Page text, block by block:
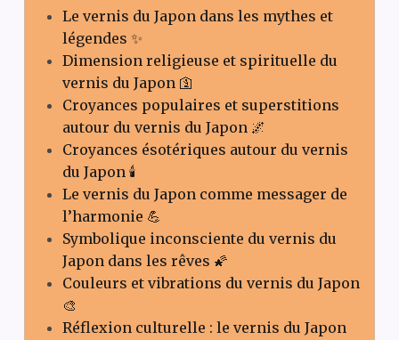
Le vernis du Japon dans les mythes et
légendes ✨
Dimension religieuse et spirituelle du
vernis du Japon 🛐
Croyances populaires et superstitions
autour du vernis du Japon 🌌
Croyances ésotériques autour du vernis
du Japon 🕯️
Le vernis du Japon comme messager de
l’harmonie 💪
Symbolique inconsciente du vernis du
Japon dans les rêves 🌠
Couleurs et vibrations du vernis du Japon
🎨
Réflexion culturelle : le vernis du Japon